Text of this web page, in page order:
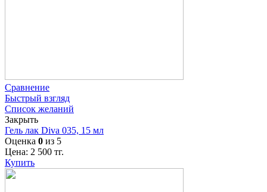
Сравнение
Быстрый взгляд
Список желаний
Закрыть
Гель лак Diva 035, 15 мл
Оценка 0 из 5
Цена: 2 500 тг.
Купить